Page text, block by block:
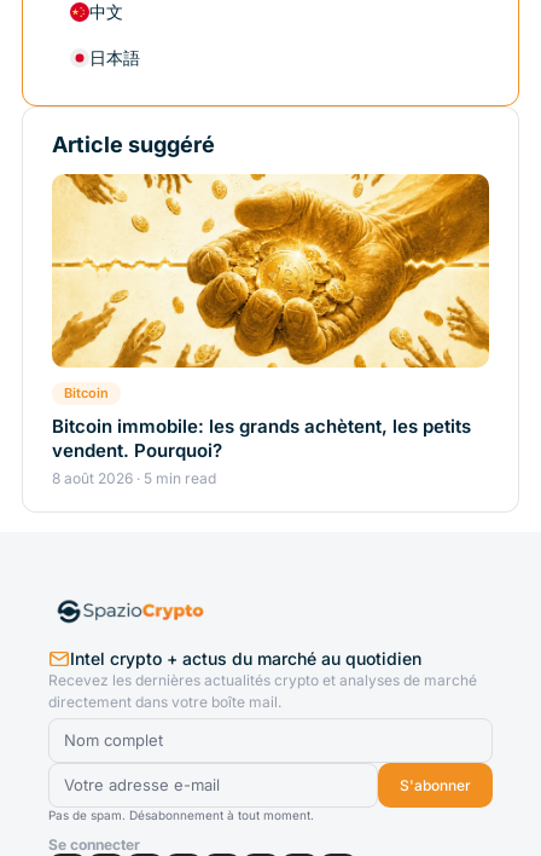
中文
日本語
Article suggéré
Bitcoin
Bitcoin immobile: les grands achètent, les petits
vendent. Pourquoi?
8 août 2026 · 5 min read
Intel crypto + actus du marché au quotidien
Recevez les dernières actualités crypto et analyses de marché
directement dans votre boîte mail.
S'abonner
Pas de spam. Désabonnement à tout moment.
Se connecter